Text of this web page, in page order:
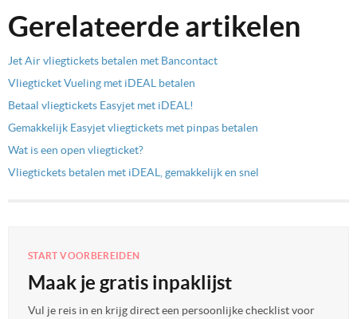
Gerelateerde artikelen
Jet Air vliegtickets betalen met Bancontact
Vliegticket Vueling met iDEAL betalen
Betaal vliegtickets Easyjet met iDEAL!
Gemakkelijk Easyjet vliegtickets met pinpas betalen
Wat is een open vliegticket?
Vliegtickets betalen met iDEAL, gemakkelijk en snel
START VOORBEREIDEN
Maak je gratis inpaklijst
Vul je reis in en krijg direct een persoonlijke checklist voor